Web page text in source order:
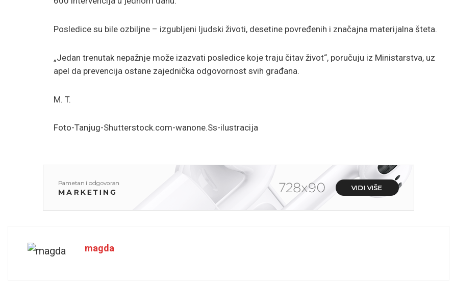
Posledice su bile ozbiljne – izgubljeni ljudski životi, desetine povređenih i značajna materijalna šteta.
„Jedan trenutak nepažnje može izazvati posledice koje traju čitav život“, poručuju iz Ministarstva, uz
apel da prevencija ostane zajednička odgovornost svih građana.
M. T.
Foto-Tanjug-Shutterstock.com-wanone.Ss-ilustracija
magda